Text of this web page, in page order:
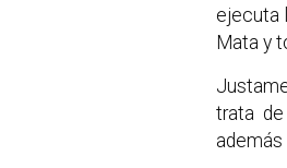
ejecuta
Mata y
trata
además